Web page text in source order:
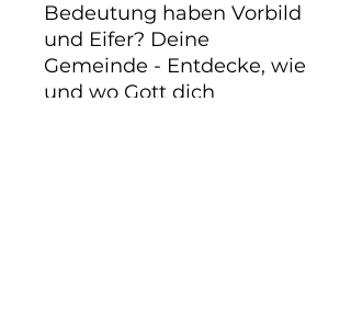
Bedeutung haben Vorbild
und Eifer? Deine
Gemeinde - Entdecke, wie
und wo Gott dich